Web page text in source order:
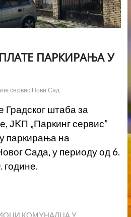
ПАРКИРАЊА У
сервис Нови Сад
штаба за
ЈKП „Паркинг сервис”
паркирања на
Сада, у периоду од 6.
године.
КОМУНАЛЦА У